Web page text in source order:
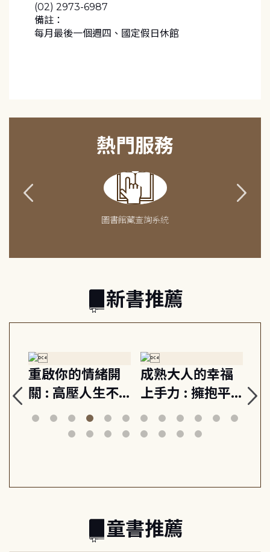
(02) 2973-6987
備註：
每月最後一個週四、國定假日休館
熱門服務
圖書館藏查詢系統
新書推薦
重啟你的情緒開
關 : 高壓人生不
爆炸指南, 5分鐘
減輕身心壓力, 找
成熟大人的幸福
上手力 : 擁抱平
凡中的每個燦爛
時刻, 給匱乏世代
球
童書推薦